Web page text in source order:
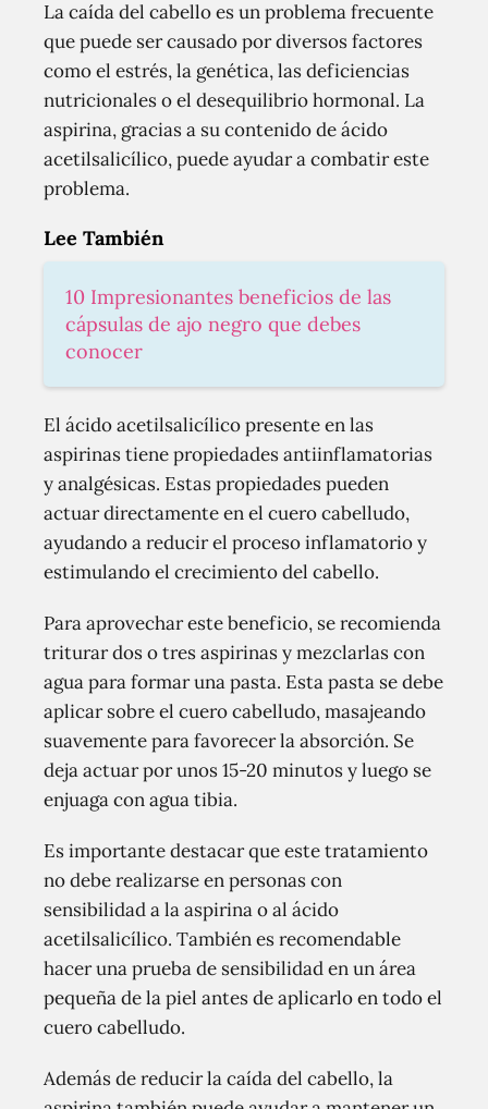
La caída del cabello es un problema frecuente
que puede ser causado por diversos factores
como el estrés, la genética, las deficiencias
nutricionales o el desequilibrio hormonal. La
aspirina, gracias a su contenido de ácido
acetilsalicílico, puede ayudar a combatir este
problema.
Lee También
10 Impresionantes beneficios de las
cápsulas de ajo negro que debes
conocer
El ácido acetilsalicílico presente en las
aspirinas tiene propiedades antiinflamatorias
y analgésicas. Estas propiedades pueden
actuar directamente en el cuero cabelludo,
ayudando a reducir el proceso inflamatorio y
estimulando el crecimiento del cabello.
Para aprovechar este beneficio, se recomienda
triturar dos o tres aspirinas y mezclarlas con
agua para formar una pasta. Esta pasta se debe
aplicar sobre el cuero cabelludo, masajeando
suavemente para favorecer la absorción. Se
deja actuar por unos 15-20 minutos y luego se
enjuaga con agua tibia.
Es importante destacar que este tratamiento
no debe realizarse en personas con
sensibilidad a la aspirina o al ácido
acetilsalicílico. También es recomendable
hacer una prueba de sensibilidad en un área
pequeña de la piel antes de aplicarlo en todo el
cuero cabelludo.
Además de reducir la caída del cabello, la